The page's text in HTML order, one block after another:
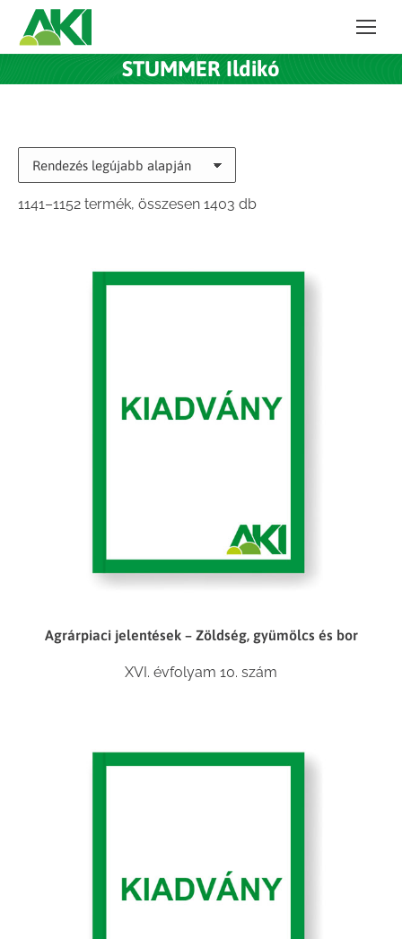
STUMMER Ildikó
1141–1152 termék, összesen 1403 dbSorted
Agrárpiaci jelentések – Zöldség, gyümölcs és bor
XVI. évfolyam 10. szám